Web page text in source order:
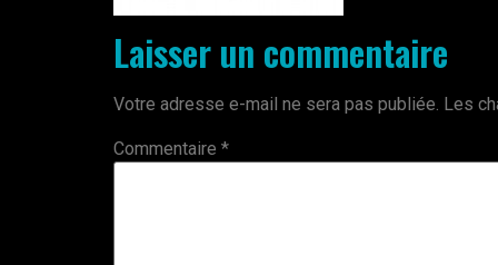
Laisser un commentaire
Votre adresse e-mail ne sera pas publiée. Les
Commentaire *